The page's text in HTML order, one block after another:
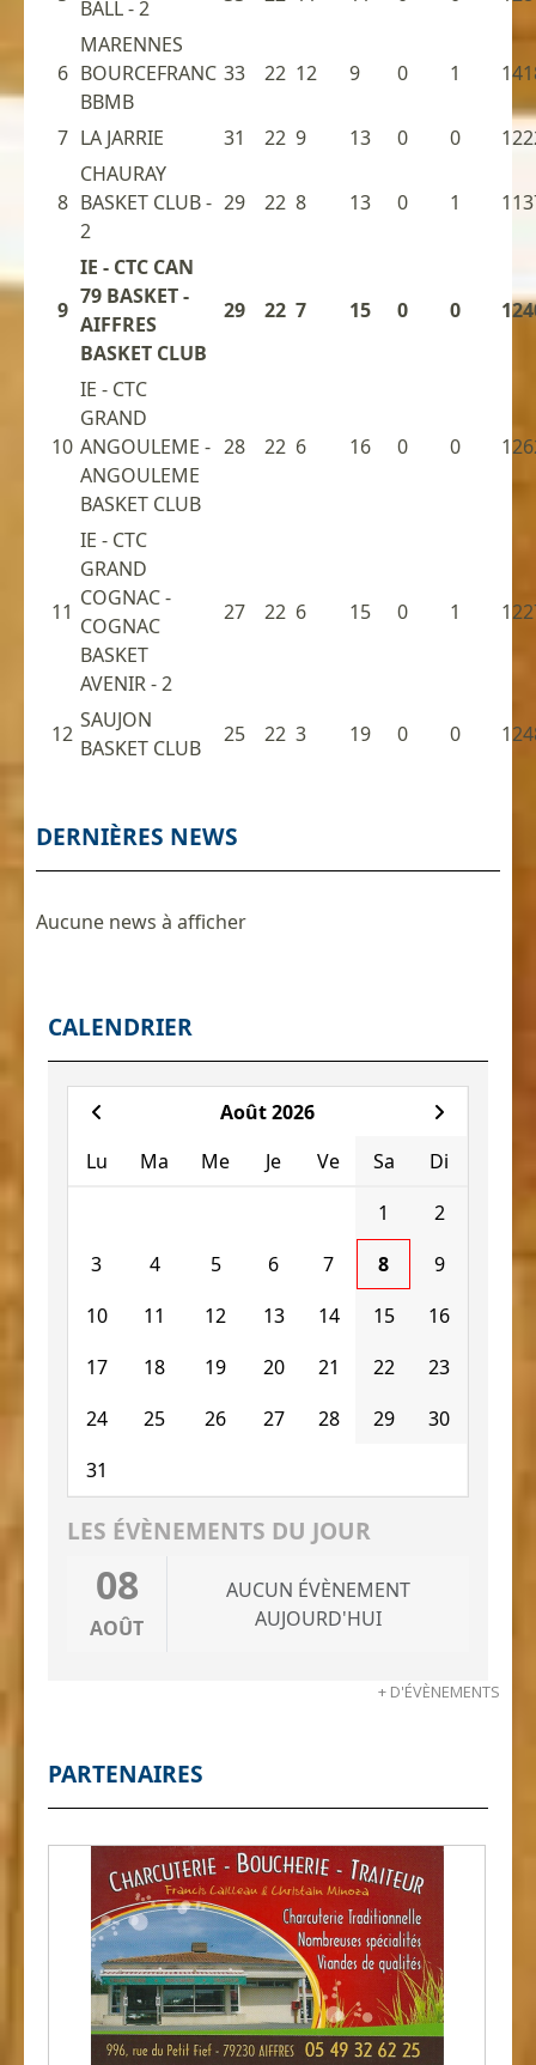
BALL - 2
6
MARENNES
BOURCEFRANC
BBMB
33 22 12 9 0 1
7 LA JARRIE 31 22 9 13 0 0
8
CHAURAY
BASKET CLUB -
2
29 22 8 13 0 1
9
IE - CTC CAN
79 BASKET -
AIFFRES
BASKET CLUB
29 22 7 15 0 0
10
IE - CTC
GRAND
ANGOULEME -
ANGOULEME
BASKET CLUB
28 22 6 16 0 0
11
IE - CTC
GRAND
COGNAC -
COGNAC
BASKET
AVENIR - 2
27 22 6 15 0 1
12
SAUJON
BASKET CLUB
25 22 3 19 0 0
DERNIÈRES NEWS
Aucune news à afficher
CALENDRIER
Août 2026
Lu
Ma Me Je Ve Sa
Di
1
2
3
4 5 6 7 8
9
10
11 12 13 14 15
16
17
18 19 20 21 22
23
24
25 26 27 28 29
30
31
LES ÉVÈNEMENTS DU JOUR
08
AOÛT
AUCUN ÉVÈNEMENT
AUJOURD'HUI
+ D'ÉVÈNEMENTS
PARTENAIRES